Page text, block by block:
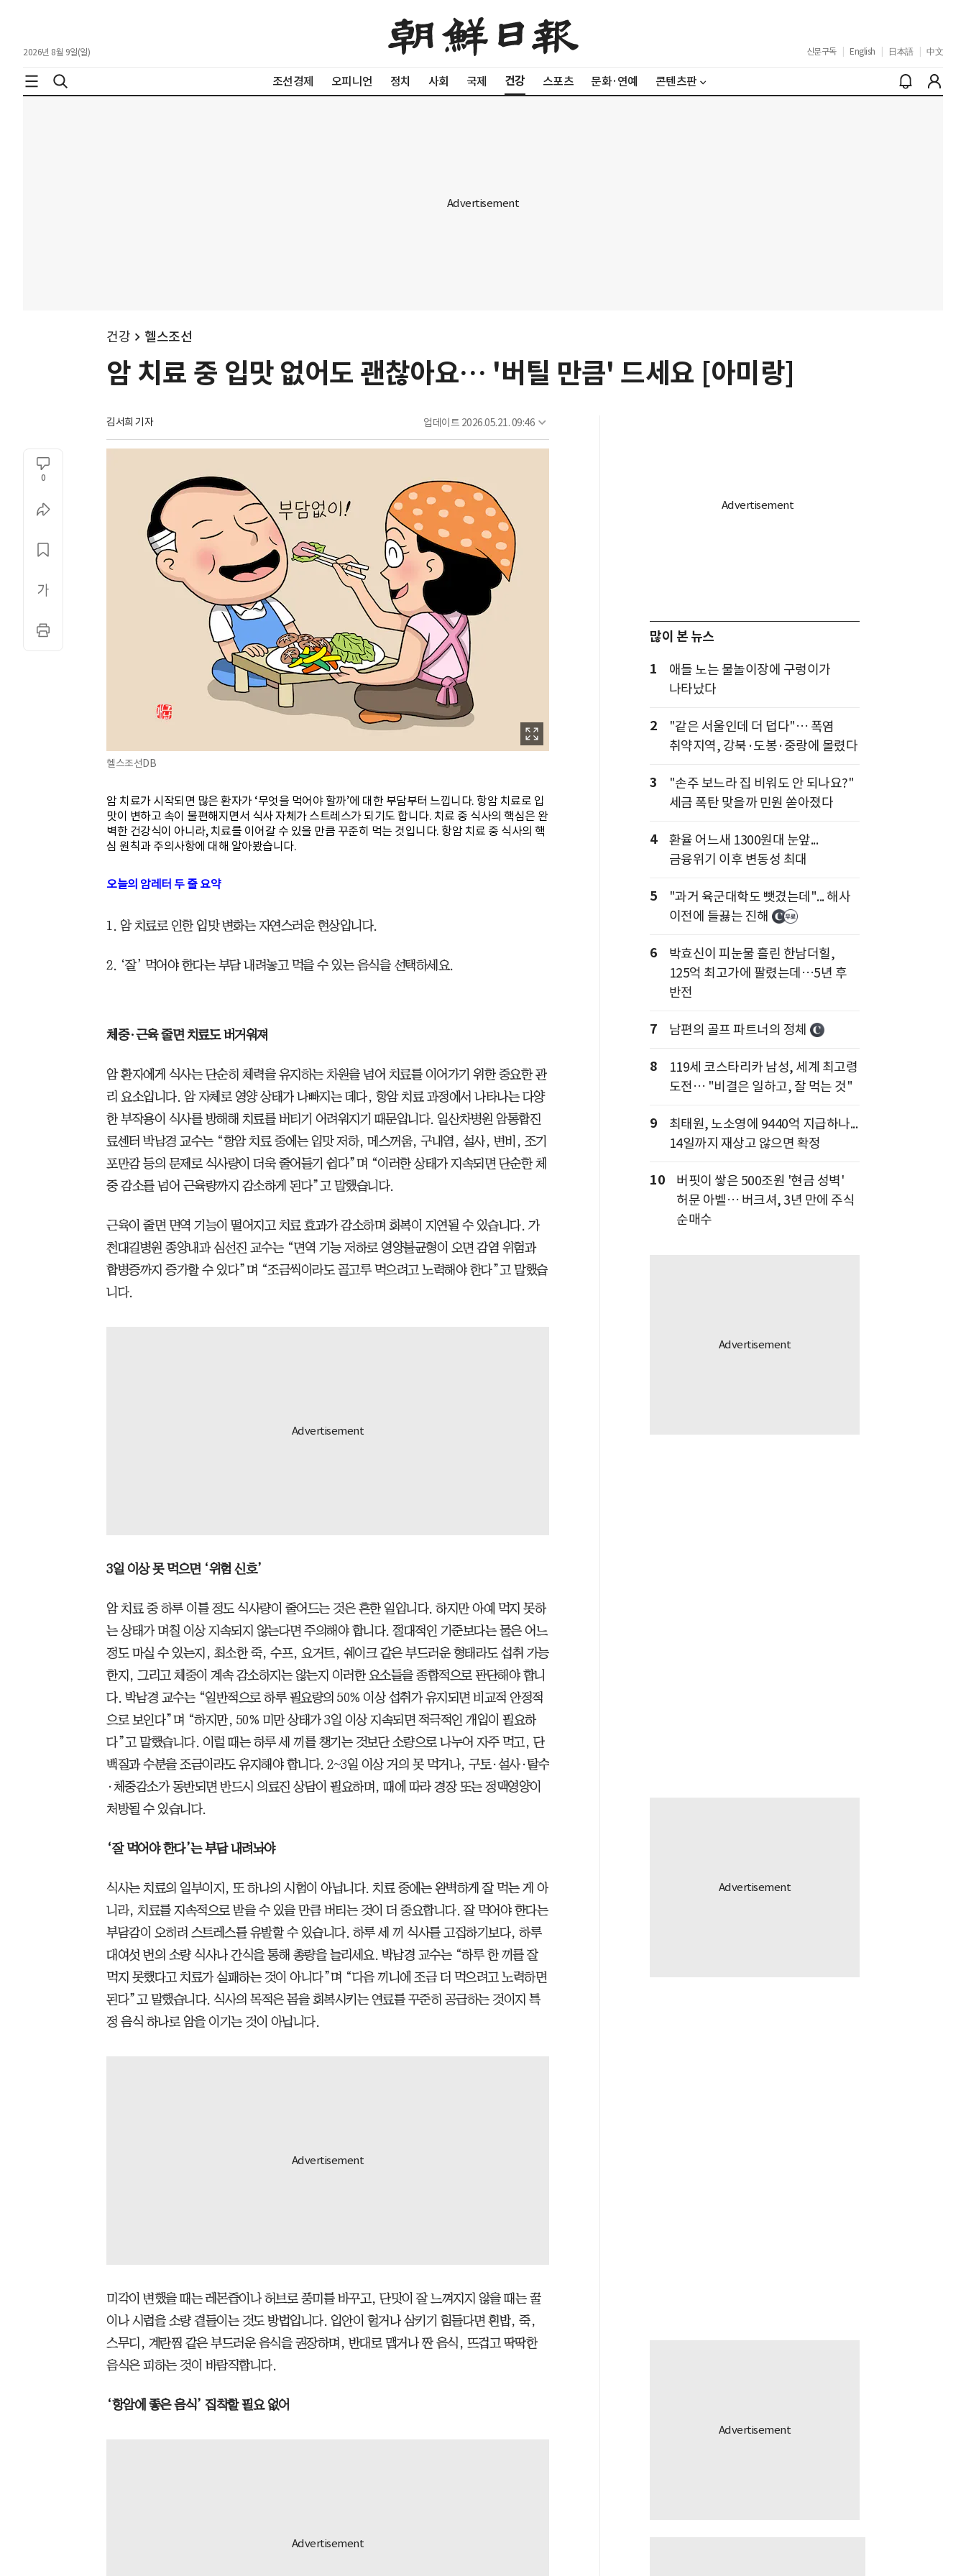
2026년 8월 9일(일) 신문구독 English 日本語 中文
조선경제 오피니언 정치 사회 국제 건강 스포츠 문화·연예 콘텐츠판
건강 헬스조선
암 치료 중 입맛 없어도 괜찮아요… '버틸 만큼' 드세요 [아미랑]
김서희 기자 업데이트 2026.05.21. 09:46
0
헬스조선DB
암 치료가 시작되면 많은 환자가 ‘무엇을 먹어야 할까’에 대한 부담부터 느낍니다. 항암 치료로 입
맛이 변하고 속이 불편해지면서 식사 자체가 스트레스가 되기도 합니다. 치료 중 식사의 핵심은 완
벽한 건강식이 아니라, 치료를 이어갈 수 있을 만큼 꾸준히 먹는 것입니다. 항암 치료 중 식사의 핵
심 원칙과 주의사항에 대해 알아봤습니다.
오늘의 암레터 두 줄 요약
1. 암 치료로 인한 입맛 변화는 자연스러운 현상입니다.
2. ‘잘’ 먹어야 한다는 부담 내려놓고 먹을 수 있는 음식을 선택하세요.
체중·근육 줄면 치료도 버거워져
암 환자에게 식사는 단순히 체력을 유지하는 차원을 넘어 치료를 이어가기 위한 중요한 관
리 요소입니다. 암 자체로 영양 상태가 나빠지는 데다, 항암 치료 과정에서 나타나는 다양
한 부작용이 식사를 방해해 치료를 버티기 어려워지기 때문입니다. 일산차병원 암통합진
료센터 박남경 교수는 “항암 치료 중에는 입맛 저하, 메스꺼움, 구내염, 설사, 변비, 조기
포만감 등의 문제로 식사량이 더욱 줄어들기 쉽다”며 “이러한 상태가 지속되면 단순한 체
중 감소를 넘어 근육량까지 감소하게 된다”고 말했습니다.
근육이 줄면 면역 기능이 떨어지고 치료 효과가 감소하며 회복이 지연될 수 있습니다. 가
천대길병원 종양내과 심선진 교수는 “면역 기능 저하로 영양불균형이 오면 감염 위험과
합병증까지 증가할 수 있다”며 “조금씩이라도 골고루 먹으려고 노력해야 한다”고 말했습
니다.
3일 이상 못 먹으면 ‘위험 신호’
암 치료 중 하루 이틀 정도 식사량이 줄어드는 것은 흔한 일입니다. 하지만 아예 먹지 못하
는 상태가 며칠 이상 지속되지 않는다면 주의해야 합니다. 절대적인 기준보다는 물은 어느
정도 마실 수 있는지, 최소한 죽, 수프, 요거트, 쉐이크 같은 부드러운 형태라도 섭취 가능
한지, 그리고 체중이 계속 감소하지는 않는지 이러한 요소들을 종합적으로 판단해야 합니
다. 박남경 교수는 “일반적으로 하루 필요량의 50% 이상 섭취가 유지되면 비교적 안정적
으로 보인다”며 “하지만, 50% 미만 상태가 3일 이상 지속되면 적극적인 개입이 필요하
다”고 말했습니다. 이럴 때는 하루 세 끼를 챙기는 것보단 소량으로 나누어 자주 먹고, 단
백질과 수분을 조금이라도 유지해야 합니다. 2~3일 이상 거의 못 먹거나, 구토·설사·탈수
·체중감소가 동반되면 반드시 의료진 상담이 필요하며, 때에 따라 경장 또는 정맥영양이
처방될 수 있습니다.
‘잘 먹어야 한다’는 부담 내려놔야
식사는 치료의 일부이지, 또 하나의 시험이 아닙니다. 치료 중에는 완벽하게 잘 먹는 게 아
니라, 치료를 지속적으로 받을 수 있을 만큼 버티는 것이 더 중요합니다. 잘 먹어야 한다는
부담감이 오히려 스트레스를 유발할 수 있습니다. 하루 세 끼 식사를 고집하기보다, 하루
대여섯 번의 소량 식사나 간식을 통해 총량을 늘리세요. 박남경 교수는 “하루 한 끼를 잘
먹지 못했다고 치료가 실패하는 것이 아니다”며 “다음 끼니에 조금 더 먹으려고 노력하면
된다”고 말했습니다. 식사의 목적은 몸을 회복시키는 연료를 꾸준히 공급하는 것이지 특
정 음식 하나로 암을 이기는 것이 아닙니다.
미각이 변했을 때는 레몬즙이나 허브로 풍미를 바꾸고, 단맛이 잘 느껴지지 않을 때는 꿀
이나 시럽을 소량 곁들이는 것도 방법입니다. 입안이 헐거나 삼키기 힘들다면 흰밥, 죽,
스무디, 계란찜 같은 부드러운 음식을 권장하며, 반대로 맵거나 짠 음식, 뜨겁고 딱딱한
음식은 피하는 것이 바람직합니다.
‘항암에 좋은 음식’ 집착할 필요 없어
많이 본 뉴스
1
애들 노는 물놀이장에 구렁이가
나타났다
2
"같은 서울인데 더 덥다"… 폭염
취약지역, 강북·도봉·중랑에 몰렸다
3
"손주 보느라 집 비워도 안 되나요?"
세금 폭탄 맞을까 민원 쏟아졌다
4
환율 어느새 1300원대 눈앞...
금융위기 이후 변동성 최대
5
"과거 육군대학도 뺏겼는데"... 해사
이전에 들끓는 진해
6
박효신이 피눈물 흘린 한남더힐,
125억 최고가에 팔렸는데…5년 후
반전
7 남편의 골프 파트너의 정체
8
119세 코스타리카 남성, 세계 최고령
도전… "비결은 일하고, 잘 먹는 것"
9
최태원, 노소영에 9440억 지급하나...
14일까지 재상고 않으면 확정
10
버핏이 쌓은 500조원 '현금 성벽'
허문 아벨… 버크셔, 3년 만에 주식
순매수